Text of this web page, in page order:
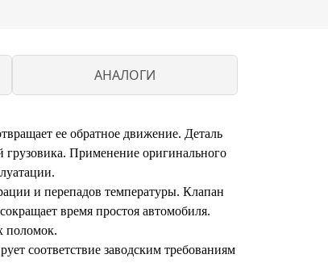
АНАЛОГИ
ее обратное движение. Деталь
грузовика. Применение оригинального
и перепадов температуры. Клапан
время простоя автомобиля.
поломок.
соответствие заводским требованиям